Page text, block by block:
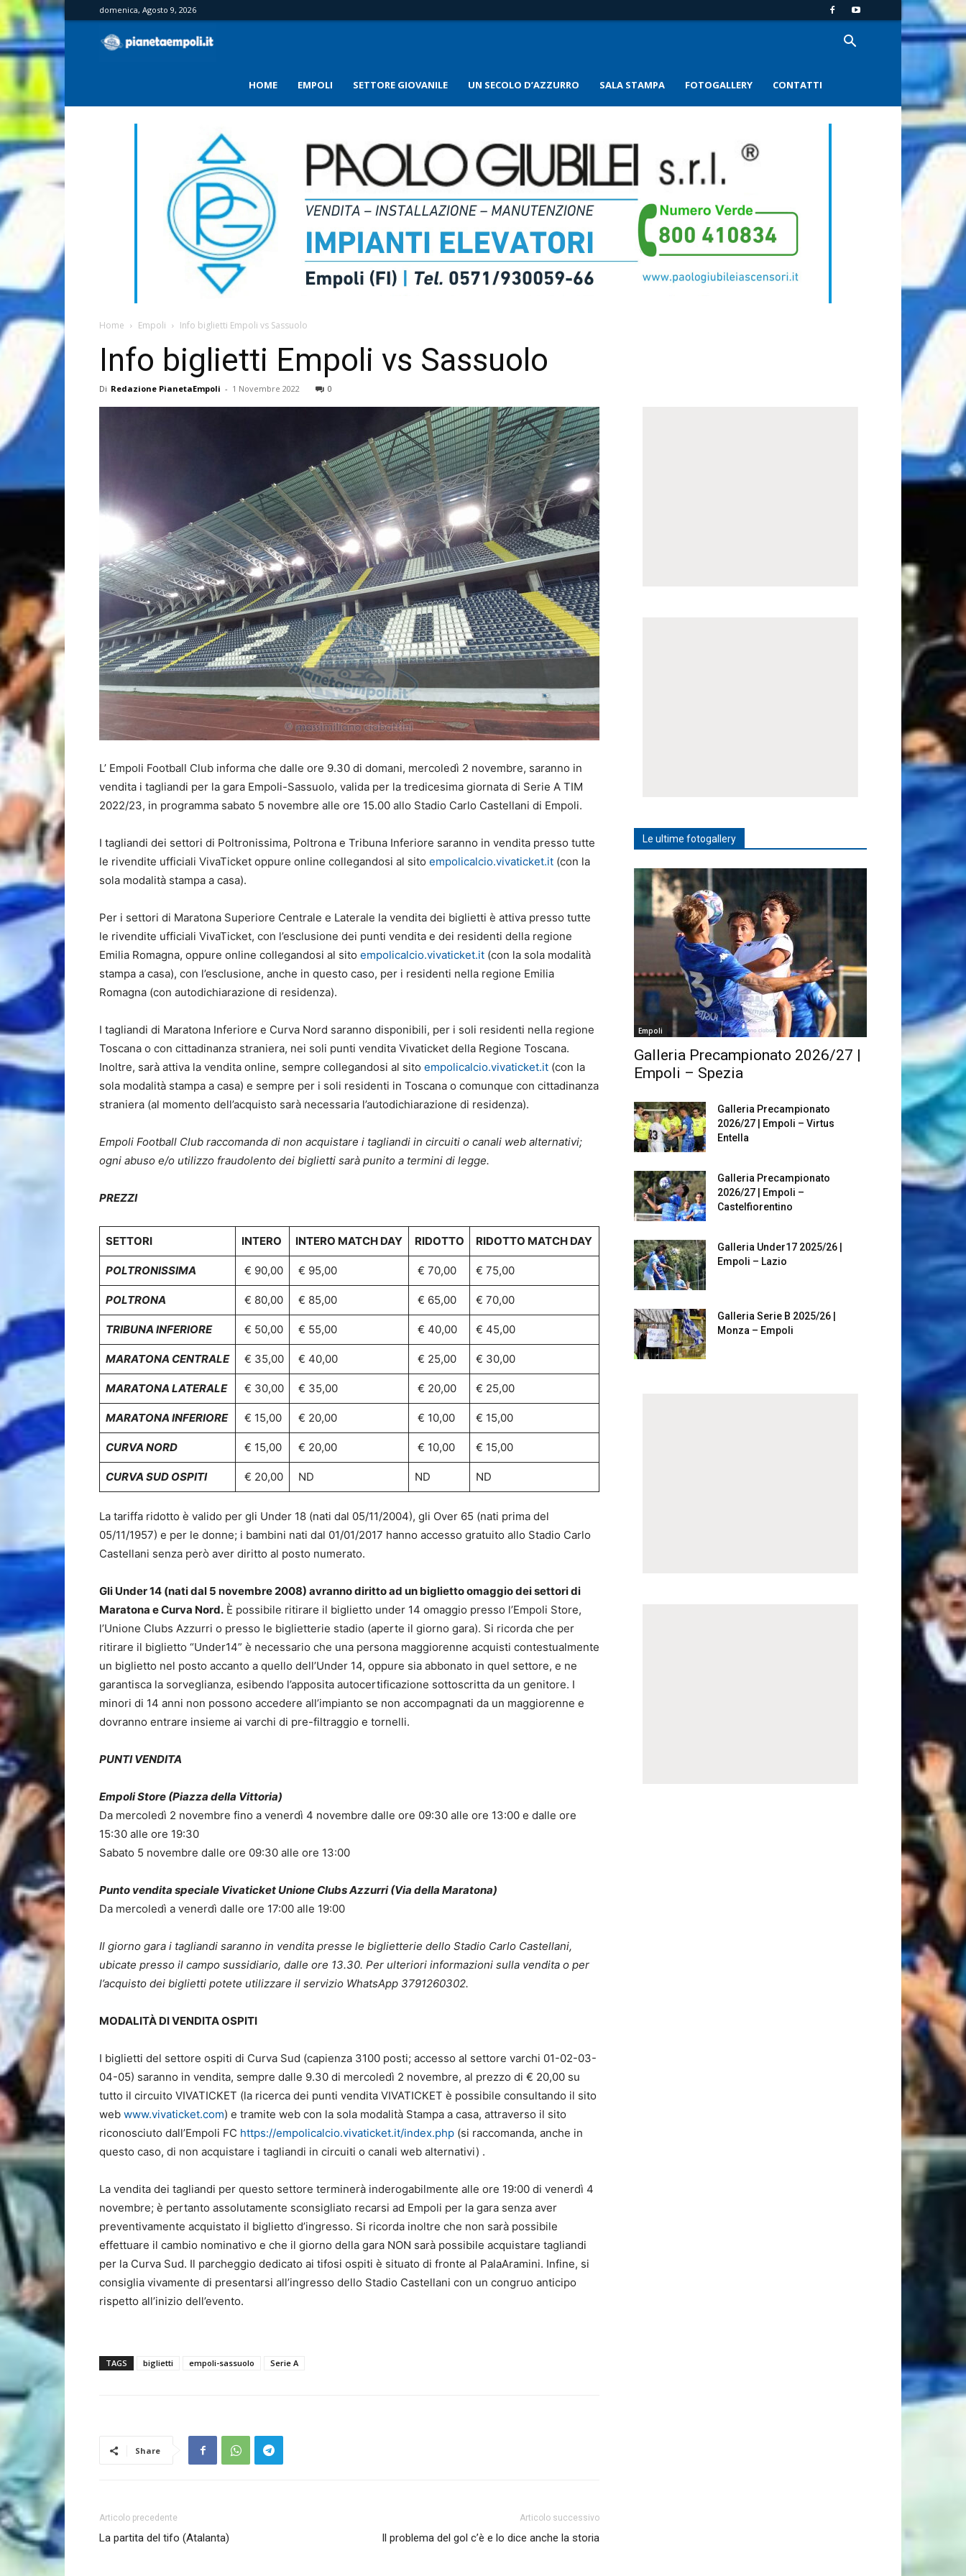
domenica, Agosto 9, 2026
HOME EMPOLI SETTORE GIOVANILE UN SECOLO D’AZZURRO SALA STAMPA FOTOGALLERY CONTATTI
Home Empoli Info biglietti Empoli vs Sassuolo
Info biglietti Empoli vs Sassuolo
Di Redazione PianetaEmpoli - 1 Novembre 2022 0
L’ Empoli Football Club informa che dalle ore 9.30 di domani, mercoledì 2 novembre, saranno in
vendita i tagliandi per la gara Empoli-Sassuolo, valida per la tredicesima giornata di Serie A TIM
2022/23, in programma sabato 5 novembre alle ore 15.00 allo Stadio Carlo Castellani di Empoli.
I tagliandi dei settori di Poltronissima, Poltrona e Tribuna Inferiore saranno in vendita presso tutte
le rivendite ufficiali VivaTicket oppure online collegandosi al sito empolicalcio.vivaticket.it (con la
sola modalità stampa a casa).
Per i settori di Maratona Superiore Centrale e Laterale la vendita dei biglietti è attiva presso tutte
le rivendite ufficiali VivaTicket, con l’esclusione dei punti vendita e dei residenti della regione
Emilia Romagna, oppure online collegandosi al sito empolicalcio.vivaticket.it (con la sola modalità
stampa a casa), con l’esclusione, anche in questo caso, per i residenti nella regione Emilia
Romagna (con autodichiarazione di residenza).
I tagliandi di Maratona Inferiore e Curva Nord saranno disponibili, per i soli residenti nella regione
Toscana o con cittadinanza straniera, nei soli punti vendita Vivaticket della Regione Toscana.
Inoltre, sarà attiva la vendita online, sempre collegandosi al sito empolicalcio.vivaticket.it (con la
sola modalità stampa a casa) e sempre per i soli residenti in Toscana o comunque con cittadinanza
straniera (al momento dell’acquisto sarà necessaria l’autodichiarazione di residenza).
Empoli Football Club raccomanda di non acquistare i tagliandi in circuiti o canali web alternativi;
ogni abuso e/o utilizzo fraudolento dei biglietti sarà punito a termini di legge.
PREZZI
SETTORI INTERO INTERO MATCH DAY RIDOTTO RIDOTTO MATCH DAY
POLTRONISSIMA € 90,00 € 95,00 € 70,00 € 75,00
POLTRONA € 80,00 € 85,00 € 65,00 € 70,00
TRIBUNA INFERIORE € 50,00 € 55,00 € 40,00 € 45,00
MARATONA CENTRALE € 35,00 € 40,00 € 25,00 € 30,00
MARATONA LATERALE € 30,00 € 35,00 € 20,00 € 25,00
MARATONA INFERIORE € 15,00 € 20,00 € 10,00 € 15,00
CURVA NORD € 15,00 € 20,00 € 10,00 € 15,00
CURVA SUD OSPITI € 20,00 ND ND ND
La tariffa ridotto è valido per gli Under 18 (nati dal 05/11/2004), gli Over 65 (nati prima del
05/11/1957) e per le donne; i bambini nati dal 01/01/2017 hanno accesso gratuito allo Stadio Carlo
Castellani senza però aver diritto al posto numerato.
Gli Under 14 (nati dal 5 novembre 2008) avranno diritto ad un biglietto omaggio dei settori di
Maratona e Curva Nord. È possibile ritirare il biglietto under 14 omaggio presso l’Empoli Store,
l’Unione Clubs Azzurri o presso le biglietterie stadio (aperte il giorno gara). Si ricorda che per
ritirare il biglietto “Under14” è necessario che una persona maggiorenne acquisti contestualmente
un biglietto nel posto accanto a quello dell’Under 14, oppure sia abbonato in quel settore, e ne
garantisca la sorveglianza, esibendo l’apposita autocertificazione sottoscritta da un genitore. I
minori di 14 anni non possono accedere all’impianto se non accompagnati da un maggiorenne e
dovranno entrare insieme ai varchi di pre-filtraggio e tornelli.
PUNTI VENDITA
Empoli Store (Piazza della Vittoria)
Da mercoledì 2 novembre fino a venerdì 4 novembre dalle ore 09:30 alle ore 13:00 e dalle ore
15:30 alle ore 19:30
Sabato 5 novembre dalle ore 09:30 alle ore 13:00
Punto vendita speciale Vivaticket Unione Clubs Azzurri (Via della Maratona)
Da mercoledì a venerdì dalle ore 17:00 alle 19:00
Il giorno gara i tagliandi saranno in vendita presse le biglietterie dello Stadio Carlo Castellani,
ubicate presso il campo sussidiario, dalle ore 13.30. Per ulteriori informazioni sulla vendita o per
l’acquisto dei biglietti potete utilizzare il servizio WhatsApp 3791260302.
MODALITÀ DI VENDITA OSPITI
I biglietti del settore ospiti di Curva Sud (capienza 3100 posti; accesso al settore varchi 01-02-03-
04-05) saranno in vendita, sempre dalle 9.30 di mercoledì 2 novembre, al prezzo di € 20,00 su
tutto il circuito VIVATICKET (la ricerca dei punti vendita VIVATICKET è possibile consultando il sito
web www.vivaticket.com) e tramite web con la sola modalità Stampa a casa, attraverso il sito
riconosciuto dall’Empoli FC https://empolicalcio.vivaticket.it/index.php (si raccomanda, anche in
questo caso, di non acquistare i tagliandi in circuiti o canali web alternativi) .
La vendita dei tagliandi per questo settore terminerà inderogabilmente alle ore 19:00 di venerdì 4
novembre; è pertanto assolutamente sconsigliato recarsi ad Empoli per la gara senza aver
preventivamente acquistato il biglietto d’ingresso. Si ricorda inoltre che non sarà possibile
effettuare il cambio nominativo e che il giorno della gara NON sarà possibile acquistare tagliandi
per la Curva Sud. Il parcheggio dedicato ai tifosi ospiti è situato di fronte al PalaAramini. Infine, si
consiglia vivamente di presentarsi all’ingresso dello Stadio Castellani con un congruo anticipo
rispetto all’inizio dell’evento.
TAGS biglietti empoli-sassuolo Serie A
Share
Articolo precedente
La partita del tifo (Atalanta)
Articolo successivo
Il problema del gol c’è e lo dice anche la storia
Le ultime fotogallery
Empoli
Galleria Precampionato 2026/27 |
Empoli – Spezia
Galleria Precampionato
2026/27 | Empoli – Virtus
Entella
Galleria Precampionato
2026/27 | Empoli –
Castelfiorentino
Galleria Under17 2025/26 |
Empoli – Lazio
Galleria Serie B 2025/26 |
Monza – Empoli